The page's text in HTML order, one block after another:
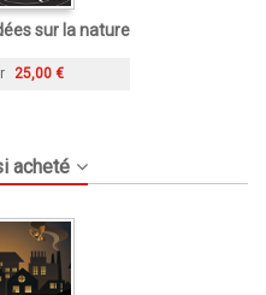
sur la nature
25,00 €
acheté